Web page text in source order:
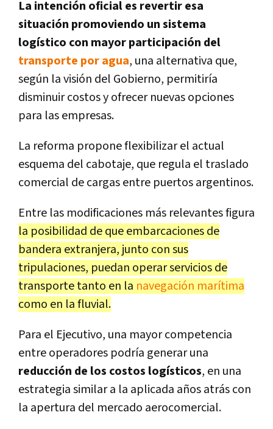
La intención oficial es revertir esa
situación promoviendo un sistema
logístico con mayor participación del
transporte por agua, una alternativa que,
según la visión del Gobierno, permitiría
disminuir costos y ofrecer nuevas opciones
para las empresas.
La reforma propone flexibilizar el actual
esquema del cabotaje, que regula el traslado
comercial de cargas entre puertos argentinos.
Entre las modificaciones más relevantes figura
la posibilidad de que embarcaciones de
bandera extranjera, junto con sus
tripulaciones, puedan operar servicios de
transporte tanto en la navegación marítima
como en la fluvial.
Para el Ejecutivo, una mayor competencia
entre operadores podría generar una
reducción de los costos logísticos, en una
estrategia similar a la aplicada años atrás con
la apertura del mercado aerocomercial.